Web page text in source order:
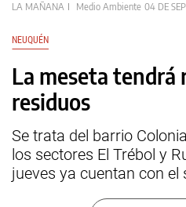
LA MAÑANA Medio Ambiente 04 DE
NEUQUÉN
La meseta tendrá
residuos
Se trata del barrio
los sectores El Trébol y
jueves ya cuentan con el